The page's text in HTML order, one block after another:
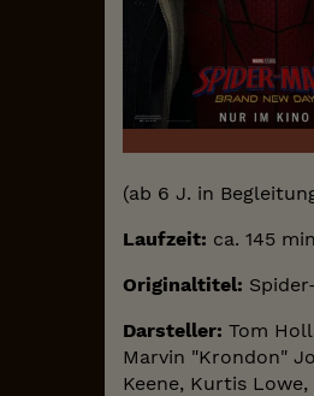
(ab 6 J. in
Laufzeit: ca. 145
Originaltitel:
Darsteller: Tom
Marvin "Krondon"
Keene, Kurtis